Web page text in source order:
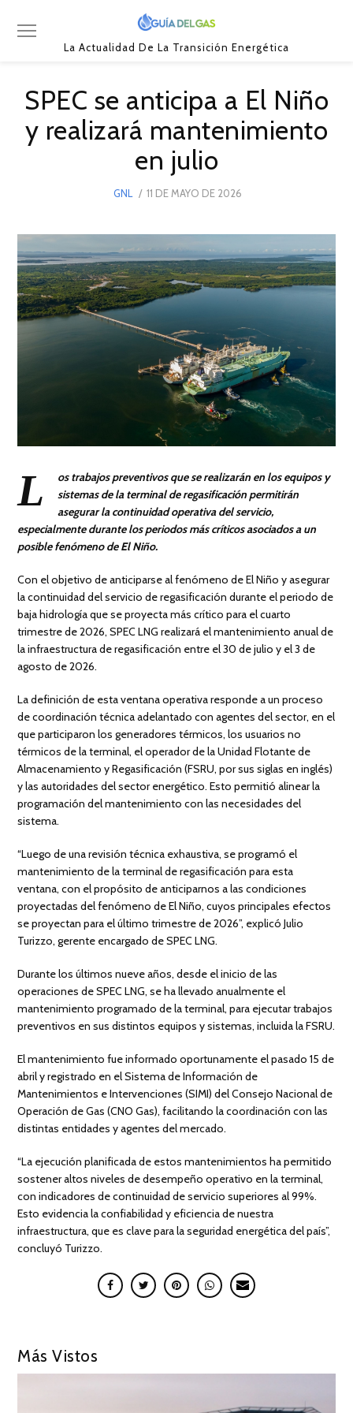
La Actualidad De La Transición Energética
SPEC se anticipa a El Niño
y realizará mantenimiento
en julio
GNL
POSTED
11 DE MAYO DE 2026
2026
L
os trabajos preventivos que se realizarán en los equipos y
sistemas de la terminal de regasificación permitirán
asegurar la continuidad operativa del servicio,
especialmente durante los periodos más críticos asociados a un
posible fenómeno de El Niño.
Con el objetivo de anticiparse al fenómeno de El Niño y asegurar
la continuidad del servicio de regasificación durante el periodo de
baja hidrología que se proyecta más crítico para el cuarto
trimestre de 2026, SPEC LNG realizará el mantenimiento anual de
la infraestructura de regasificación entre el 30 de julio y el 3 de
agosto de 2026.
La definición de esta ventana operativa responde a un proceso
de coordinación técnica adelantado con agentes del sector, en el
que participaron los generadores térmicos, los usuarios no
térmicos de la terminal, el operador de la Unidad Flotante de
Almacenamiento y Regasificación (FSRU, por sus siglas en inglés)
y las autoridades del sector energético. Esto permitió alinear la
programación del mantenimiento con las necesidades del
sistema.
“Luego de una revisión técnica exhaustiva, se programó el
mantenimiento de la terminal de regasificación para esta
ventana, con el propósito de anticiparnos a las condiciones
proyectadas del fenómeno de El Niño, cuyos principales efectos
se proyectan para el último trimestre de 2026”, explicó Julio
Turizzo, gerente encargado de SPEC LNG.
Durante los últimos nueve años, desde el inicio de las
operaciones de SPEC LNG, se ha llevado anualmente el
mantenimiento programado de la terminal, para ejecutar trabajos
preventivos en sus distintos equipos y sistemas, incluida la FSRU.
El mantenimiento fue informado oportunamente el pasado 15 de
abril y registrado en el Sistema de Información de
Mantenimientos e Intervenciones (SIMI) del Consejo Nacional de
Operación de Gas (CNO Gas), facilitando la coordinación con las
distintas entidades y agentes del mercado.
“La ejecución planificada de estos mantenimientos ha permitido
sostener altos niveles de desempeño operativo en la terminal,
con indicadores de continuidad de servicio superiores al 99%.
Esto evidencia la confiabilidad y eficiencia de nuestra
infraestructura, que es clave para la seguridad energética del país”,
concluyó Turizzo.
Más Vistos